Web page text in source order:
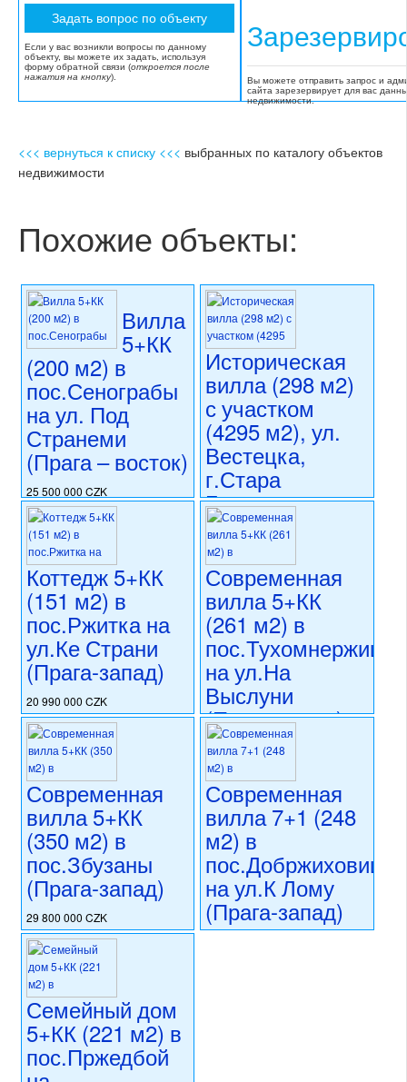
Если у вас возникли вопросы по данному
объекту, вы можете их задать, используя
форму обратной связи (откроется после
нажатия на кнопку).
Вы можете отправить запрос и
сайта зарезервирует для вас
недвижимости.
<<< вернуться к списку <<< выбранных по каталогу объектов
недвижимости
Похожие объекты:
Вилла
5+КК
(200 м2) в
пос.Сенограбы
на ул. Под
Странеми
(Прага – восток)
25 500 000 CZK
регион:область Праги
раздел: частные дома или
виллы
состояние: после
реконструкции
номер объекта: 20727
Историческая
вилла (298 м2)
с участком
(4295 м2), ул.
Вестецка,
г.Стара
Болеслав,
Прага-восток
25 000 000 CZK
регион:область Праги
раздел: частные дома или
виллы
состояние: стандарт
номер объекта:16495
Коттедж 5+КК
(151 м2) в
пос.Ржитка на
ул.Ке Страни
(Прага-запад)
20 990 000 CZK
регион:область Праги
раздел: частные дома или
виллы
состояние: стандарт
номер объекта:20212
Современная
вилла 5+КК
(261 м2) в
пос.Тухомнержице
на ул.На
Выслуни
(Прага-запад)
28 900 000 CZK
регион:область Праги
раздел: частные дома или
виллы
состояние: новостройка
номер объекта:
19891
Современная
вилла 5+КК
(350 м2) в
пос.Збузаны
(Прага-запад)
29 800 000 CZK
регион:область Праги
раздел: частные дома или
виллы
состояние: новостройка
номер объекта: 20609
Современная
вилла 7+1 (248
м2) в
пос.Добржиховице
на ул.К Лому
(Прага-запад)
Семейный дом
5+КК (221 м2) в
пос.Пржедбой